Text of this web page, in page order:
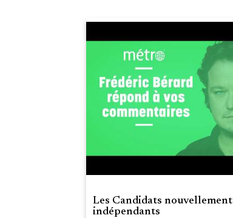
Les Candidats nouvellement
indépendants